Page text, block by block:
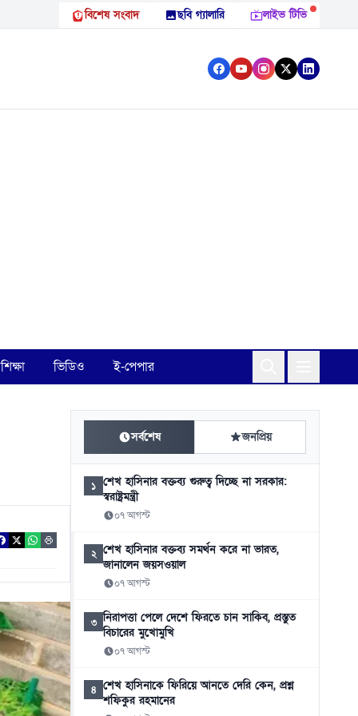
বিশেষ সংবাদ ছবি গ্যালারি লাইভ টিভি
শিক্ষা ভিডিও ই-পেপার
সর্বশেষ জনপ্রিয়
১ শেখ হাসিনার বক্তব্য গুরুত্ব দিচ্ছে না সরকার:
স্বরাষ্ট্রমন্ত্রী
০৭ আগস্ট
২ শেখ হাসিনার বক্তব্য সমর্থন করে না ভারত,
জানালেন জয়সওয়াল
০৭ আগস্ট
৩ নিরাপত্তা পেলে দেশে ফিরতে চান সাকিব, প্রস্তুত
বিচারের মুখোমুখি
০৭ আগস্ট
৪ শেখ হাসিনাকে ফিরিয়ে আনতে দেরি কেন, প্রশ্ন
শফিকুর রহমানের